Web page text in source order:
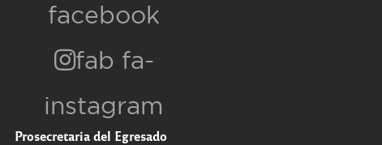
facebook
fab fa-
instagram
Prosecretaria del Egresado